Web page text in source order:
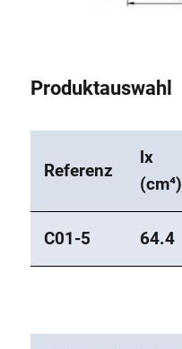
Produktauswahl
Referenz
lx
(cm⁴)
C01-5 64.4